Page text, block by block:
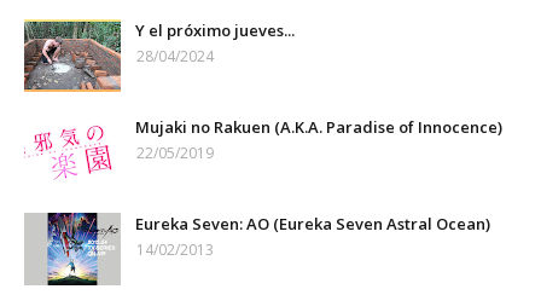
Y el próximo jueves...
28/04/2024
Mujaki no Rakuen (A.K.A. Paradise of Innocence)
22/05/2019
Eureka Seven: AO (Eureka Seven Astral Ocean)
14/02/2013